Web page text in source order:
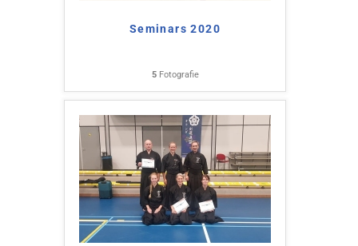
Seminars 2020
5Fotografie